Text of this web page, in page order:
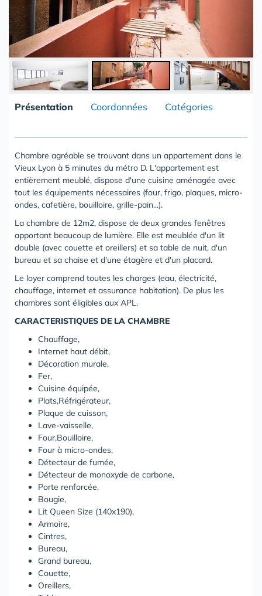
Présentation Coordonnées Catégories
Chambre agréable se trouvant dans un appartement dans le
Vieux Lyon à 5 minutes du métro D. L'appartement est
entièrement meublé, dispose d'une cuisine aménagée avec
tout les équipements nécessaires (four, frigo, plaques, micro-
ondes, cafetière, bouilloire, grille-pain...).
La chambre de 12m2, dispose de deux grandes fenêtres
apportant beaucoup de lumière. Elle est meublée d'un lit
double (avec couette et oreillers) et sa table de nuit, d'un
bureau et sa chaise et d'une étagère et d'un placard.
Le loyer comprend toutes les charges (eau, électricité,
chauffage, internet et assurance habitation). De plus les
chambres sont éligibles aux APL.
CARACTERISTIQUES DE LA CHAMBRE
Chauffage,
Internet haut débit,
Décoration murale,
Fer,
Cuisine équipée,
Plats,Réfrigérateur,
Plaque de cuisson,
Lave-vaisselle,
Four,Bouilloire,
Four à micro-ondes,
Détecteur de fumée,
Détecteur de monoxyde de carbone,
Porte renforcée,
Bougie,
Lit Queen Size (140x190),
Armoire,
Cintres,
Bureau,
Grand bureau,
Couette,
Oreillers,